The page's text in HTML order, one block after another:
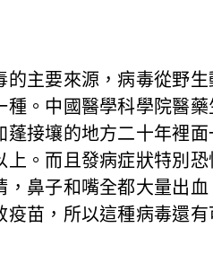
主要來源，病毒從野
。中國醫學科學院醫
接壤的地方二十年裡
。而且發病症狀特別
鼻子和嘴全都大量出
苗，所以這種病毒還